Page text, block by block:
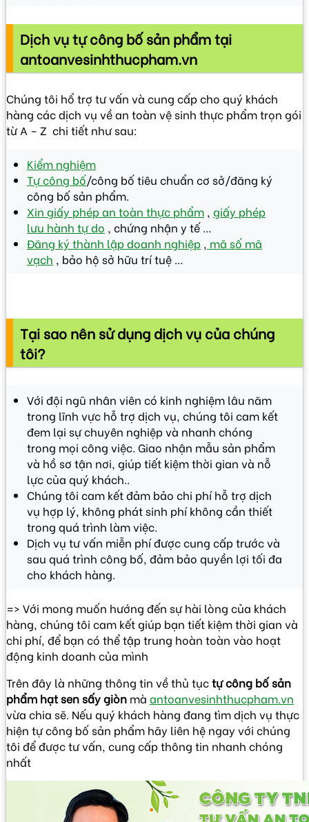
Dịch vụ tự công bố sản phẩm tại
antoanvesinhthucpham.vn
Chúng tôi hổ trợ tư vấn và cung cấp cho quý khách
hàng các dịch vụ về an toàn vệ sinh thực phẩm trọn gói
từ A – Z chi tiết như sau:
Kiểm nghiệm
Tự công bố/công bố tiêu chuẩn cơ sở/đăng ký
công bố sản phẩm.
Xin giấy phép an toàn thực phẩm , giấy phép
lưu hành tự do , chứng nhận y tế …
Đăng ký thành lập doanh nghiệp , mã số mã
vạch , bảo hộ sở hữu trí tuệ …
Tại sao nên sử dụng dịch vụ của chúng
tôi?
Với đội ngũ nhân viên có kinh nghiệm lâu năm
trong lĩnh vực hỗ trợ dịch vụ, chúng tôi cam kết
đem lại sự chuyên nghiệp và nhanh chóng
trong mọi công việc. Giao nhận mẫu sản phẩm
và hồ sơ tận nơi, giúp tiết kiệm thời gian và nỗ
lực của quý khách..
Chúng tôi cam kết đảm bảo chi phí hỗ trợ dịch
vụ hợp lý, không phát sinh phí không cần thiết
trong quá trình làm việc.
Dịch vụ tư vấn miễn phí được cung cấp trước và
sau quá trình công bố, đảm bảo quyền lợi tối đa
cho khách hàng.
=> Với mong muốn hướng đến sự hài lòng của khách
hàng, chúng tôi cam kết giúp bạn tiết kiệm thời gian và
chi phí, để bạn có thể tập trung hoàn toàn vào hoạt
động kinh doanh của mình
Trên đây là những thông tin về thủ tụctự công bố sản
phẩm hạt sen sấy giòn mà antoanvesinhthucpham.vn
vừa chia sẽ. Nếu quý khách hàng đang tìm dịch vụ thực
hiện tự công bố sản phẩm hãy liên hệ ngay với chúng
tôi để được tư vấn, cung cấp thông tin nhanh chóng
nhất